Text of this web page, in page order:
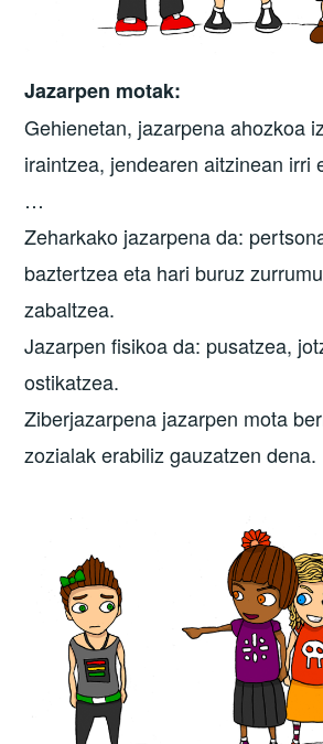
Jazarpen motak:
Gehienetan, jazarpena ahozkoa
iraintzea, jendearen aitzinean irri
…
Zeharkako jazarpena da:
baztertzea eta hari buruz
zabaltzea.
Jazarpen fisikoa da: pusatzea,
ostikatzea.
Ziberjazarpena jazarpen mota
zozialak erabiliz gauzatzen dena.